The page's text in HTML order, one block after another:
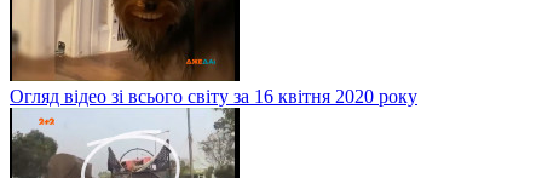
Огляд відео зі всього світу за 16 квітня 2020 року